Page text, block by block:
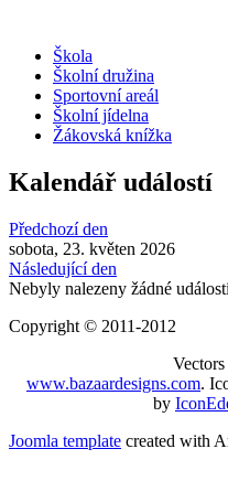
Škola
Školní družina
Sportovní areál
Školní jídelna
Žákovská knížka
Kalendář událostí
Předchozí den
sobota, 23. květen 2026
Následující den
Nebyly nalezeny žádné události
Copyright © 2011-2012
www.bazaardesigns.com.
by
Joomla template created with